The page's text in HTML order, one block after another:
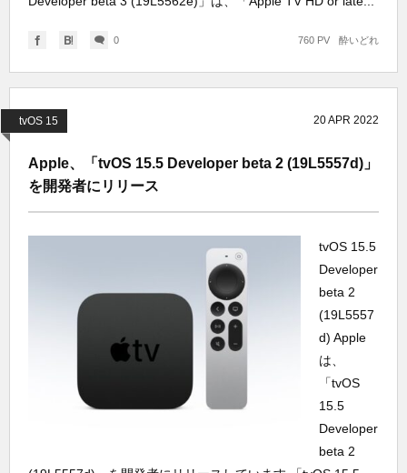
0 酔いどれ
760 PV
tvOS 15 20APR 2022
Apple、「tvOS 15.5 Developer beta 2 (19L5557d)」
を開発者にリリース
tvOS 15.5
Developer
beta 2
(19L5557
d) Apple
は、
「tvOS
15.5
Developer
beta 2